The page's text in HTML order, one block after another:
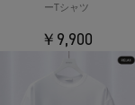
ーTシャツ
￥9,900